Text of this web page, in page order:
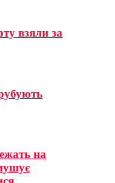
взяли за
на